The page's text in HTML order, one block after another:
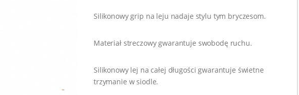
Silikonowy grip na leju nadaje stylu tym bryczesom.
Materiał streczowy gwarantuje swobodę ruchu.
Silikonowy lej na całej długości gwarantuje świetne
trzymanie w siodle.